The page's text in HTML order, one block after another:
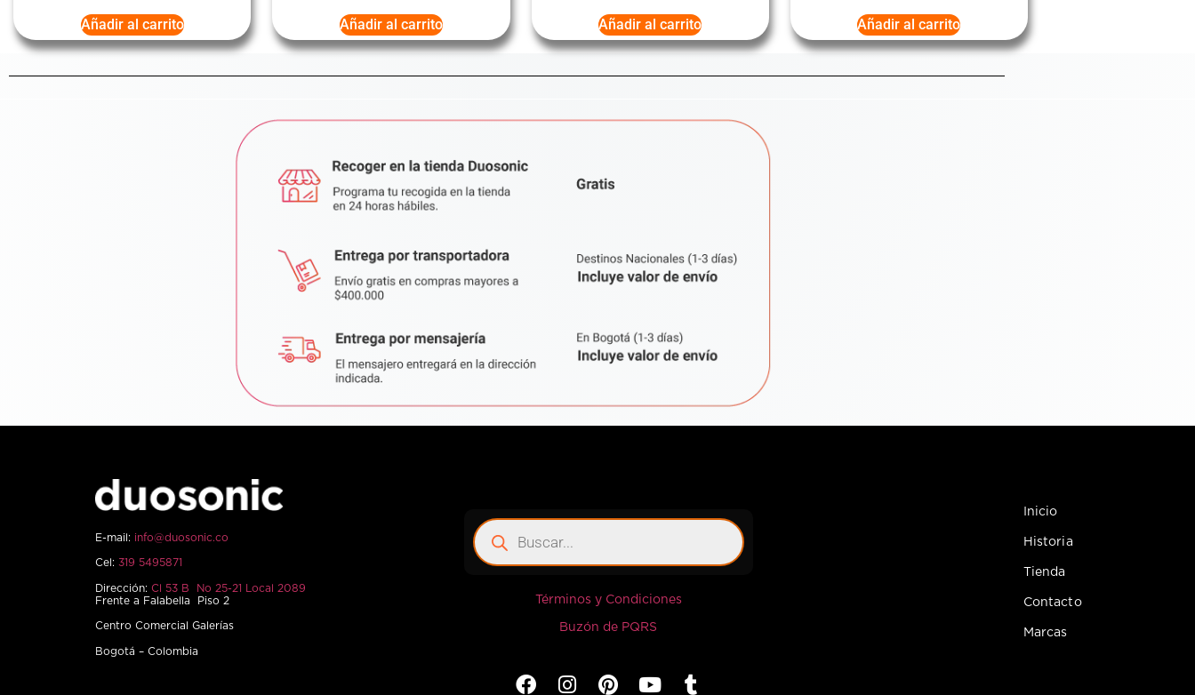
Añadir al carrito Añadir al carrito Añadir al carrito Añadir al carrito
E-mail: info@duosonic.co
Cel: 319 5495871
Dirección: Cl 53 B No 25-21 Local 2089
Frente a Falabella Piso 2
Centro Comercial Galerías
Bogotá – Colombia
Términos y Condiciones
Buzón de PQRS
Inicio
Historia
Tienda
Contacto
Marcas